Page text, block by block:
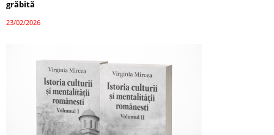
grăbită
23/02/2026